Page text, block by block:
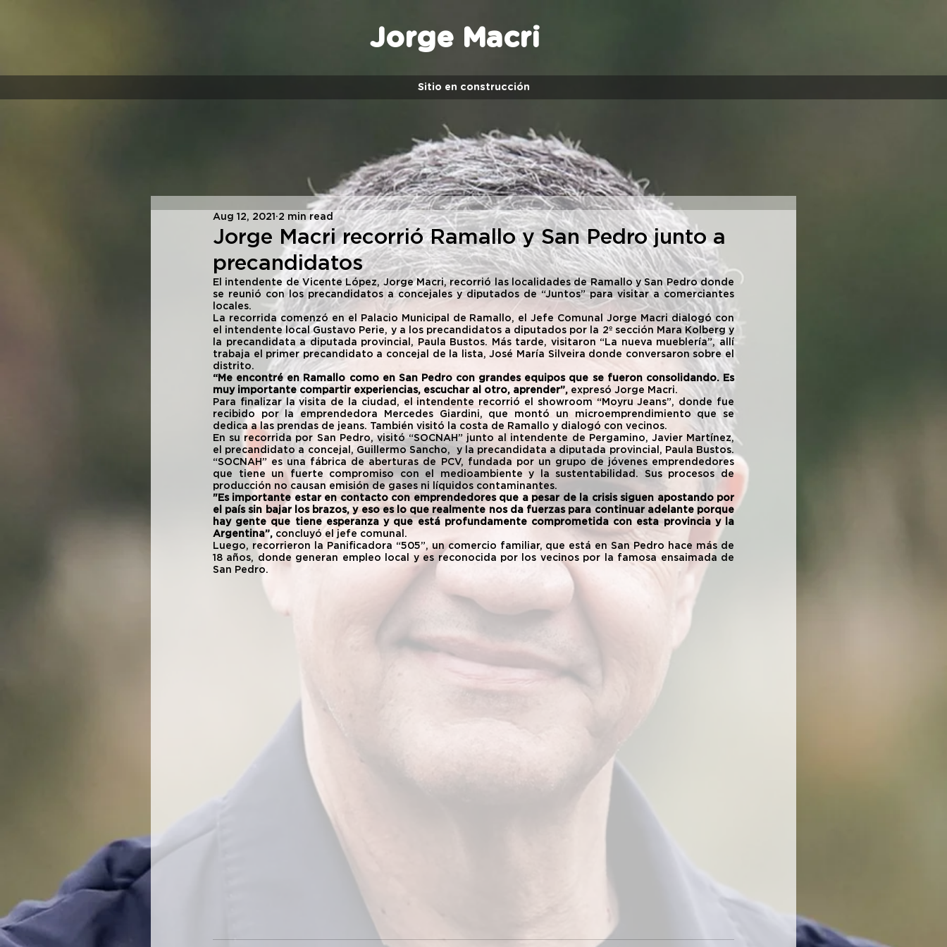
Jorge Macri
Sitio en construcción
Jorge Macri recorrió Ramallo y San Pedro junto a
precandidatos
Aug 12, 2021 2 min read
El intendente de Vicente López, Jorge Macri, recorrió las localidades de Ramallo y San Pedro donde
se reunió con los precandidatos a concejales y diputados de “Juntos” para visitar a comerciantes
locales.
La recorrida comenzó en el Palacio Municipal de Ramallo, el Jefe Comunal Jorge Macri dialogó con
el intendente local Gustavo Perie, y a los precandidatos a diputados por la 2º sección Mara Kolberg y
la precandidata a diputada provincial, Paula Bustos. Más tarde, visitaron “La nueva mueblería”, allí
trabaja el primer precandidato a concejal de la lista, José María Silveira donde conversaron sobre el
distrito.
“Me encontré en Ramallo como en San Pedro con grandes equipos que se fueron consolidando. Es
muy importante compartir experiencias, escuchar al otro, aprender”, expresó Jorge Macri.
Para finalizar la visita de la ciudad, el intendente recorrió el showroom “Moyru Jeans”, donde fue
recibido por la emprendedora Mercedes Giardini, que montó un microemprendimiento que se
dedica a las prendas de jeans. También visitó la costa de Ramallo y dialogó con vecinos.
En su recorrida por San Pedro, visitó “SOCNAH” junto al intendente de Pergamino, Javier Martínez,
el precandidato a concejal, Guillermo Sancho,  y la precandidata a diputada provincial, Paula Bustos.
“SOCNAH” es una fábrica de aberturas de PCV, fundada por un grupo de jóvenes emprendedores
que tiene un fuerte compromiso con el medioambiente y la sustentabilidad. Sus procesos de
producción no causan emisión de gases ni líquidos contaminantes.
"Es importante estar en contacto con emprendedores que a pesar de la crisis siguen apostando por
el país sin bajar los brazos, y eso es lo que realmente nos da fuerzas para continuar adelante porque
hay gente que tiene esperanza y que está profundamente comprometida con esta provincia y la
Argentina”, concluyó el jefe comunal.
Luego, recorrieron la Panificadora “505”, un comercio familiar, que está en San Pedro hace más de
18 años, donde generan empleo local y es reconocida por los vecinos por la famosa ensaimada de
San Pedro.